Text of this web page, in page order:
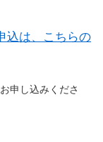
込は、こちらの
申し込みくださ